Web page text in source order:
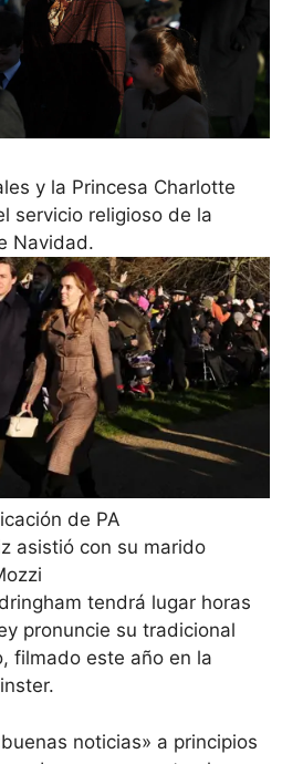
y la Princesa Charlotte
servicio religioso de la
Navidad.
de PA
asistió con su marido
tendrá lugar horas
pronuncie su tradicional
filmado este año en la
noticias» a principios